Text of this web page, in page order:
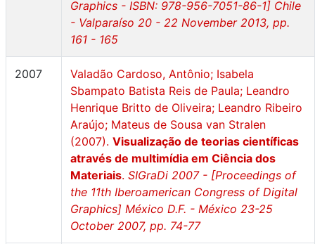
Graphics - ISBN: 978-956-7051-86-1] Chile
- Valparaíso 20 - 22 November 2013, pp.
161 - 165
2007
Valadão Cardoso, Antônio; Isabela
Sbampato Batista Reis de Paula; Leandro
Henrique Britto de Oliveira; Leandro Ribeiro
Araújo; Mateus de Sousa van Stralen
(2007). Visualização de teorias científicas
através de multimídia em Ciência dos
Materiais. SIGraDi 2007 - [Proceedings of
the 11th Iberoamerican Congress of Digital
Graphics] México D.F. - México 23-25
October 2007, pp. 74-77